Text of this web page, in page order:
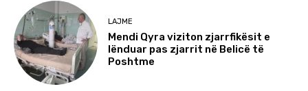
LAJME
Mendi Qyra viziton zjarrfikësit e
lënduar pas zjarrit në Belicë të
Poshtme